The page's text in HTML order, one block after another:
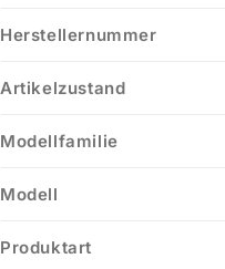
Herstellernummer
Artikelzustand
Modellfamilie
Modell
Produktart